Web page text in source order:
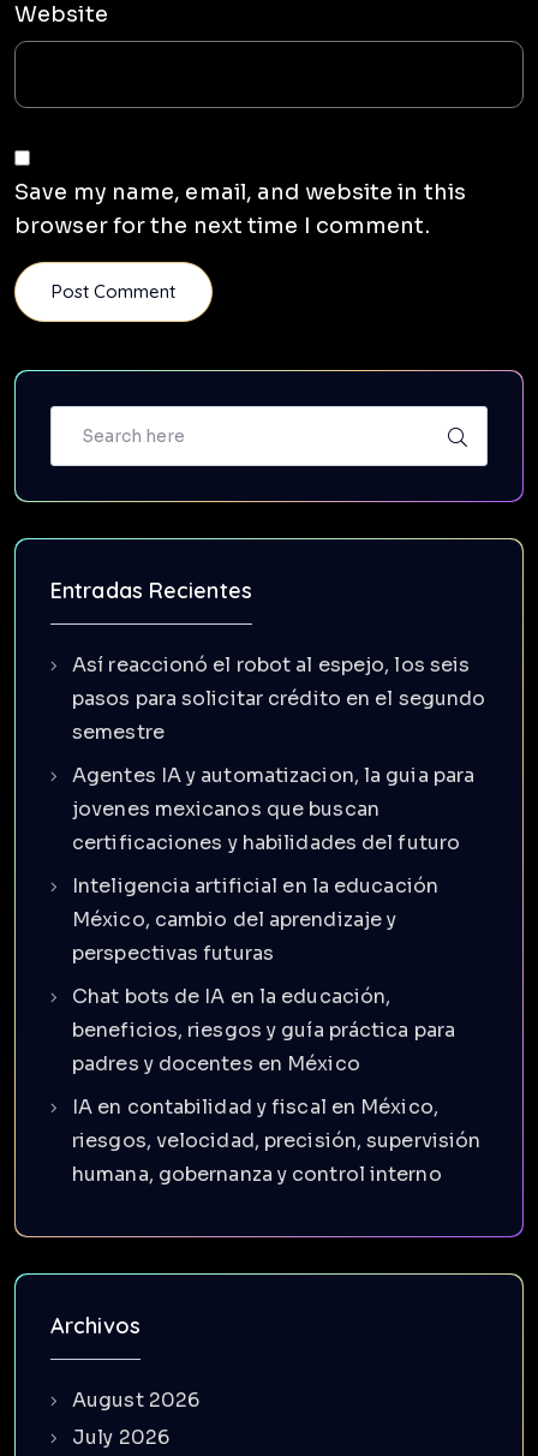
Website
Save my name, email, and website in this
browser for the next time I comment.
Entradas Recientes
Así reaccionó el robot al espejo, los seis
pasos para solicitar crédito en el segundo
semestre
Agentes IA y automatizacion, la guia para
jovenes mexicanos que buscan
certificaciones y habilidades del futuro
Inteligencia artificial en la educación
México, cambio del aprendizaje y
perspectivas futuras
Chat bots de IA en la educación,
beneficios, riesgos y guía práctica para
padres y docentes en México
IA en contabilidad y fiscal en México,
riesgos, velocidad, precisión, supervisión
humana, gobernanza y control interno
Archivos
August 2026
July 2026